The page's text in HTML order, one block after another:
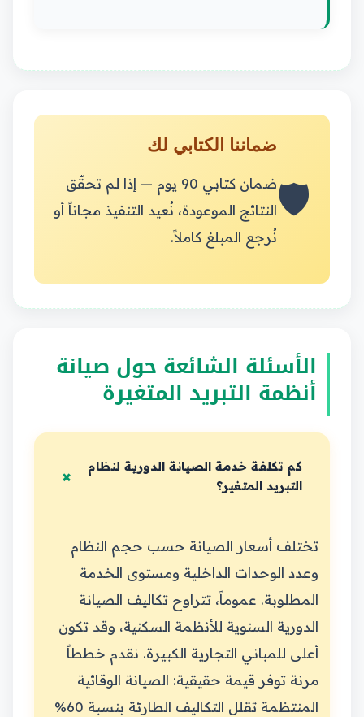
🛡️
ضماننا الكتابي لك
ضمان كتابي 90 يوم — إذا لم تحقّق
النتائج الموعودة، نُعيد التنفيذ مجاناً أو
نُرجع المبلغ كاملاً.
الأسئلة الشائعة حول صيانة
أنظمة التبريد المتغيرة
كم تكلفة خدمة الصيانة الدورية لنظام
التبريد المتغير؟
تختلف أسعار الصيانة حسب حجم النظام
وعدد الوحدات الداخلية ومستوى الخدمة
المطلوبة. عموماً، تتراوح تكاليف الصيانة
الدورية السنوية للأنظمة السكنية، وقد تكون
أعلى للمباني التجارية الكبيرة. نقدم خططاً
مرنة توفر قيمة حقيقية: الصيانة الوقائية
المنتظمة تقلل التكاليف الطارئة بنسبة 60%